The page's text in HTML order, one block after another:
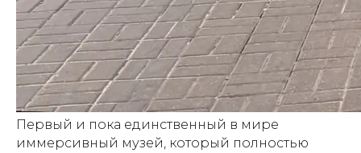
Первый и пока единственный в мире
иммерсивный музей, который полностью